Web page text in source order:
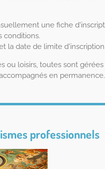
une fiche
conditions.
la date de limite
ou loisirs, toutes sont
en permanence.
professionnels